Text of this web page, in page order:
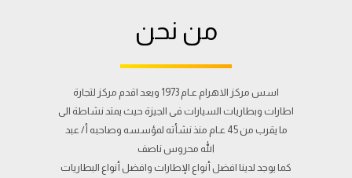
من نحن
اسس مركز الاهرام عـام 1973 ويعد اقدم مركز لتجارة
اطارات وبطاريات السيارات فى الجيزة حيث يمتد نشاطة الى
ما يقرب من 45 عـام منذ نشأته لمؤسسه وصاحبه أ/ عبد
الله محروس ناصف
كما يوجد لدينا افضل أنواع الإطارات وافضل أنواع البطاريات